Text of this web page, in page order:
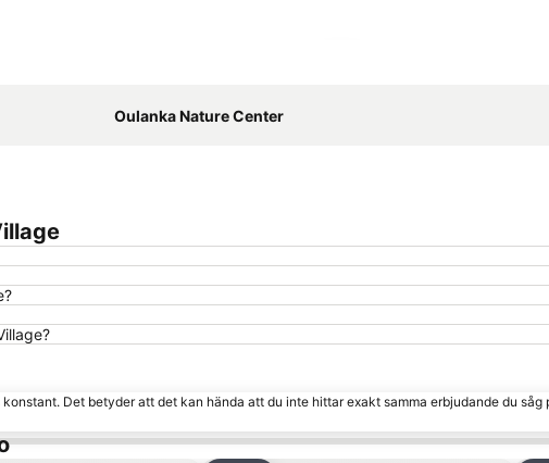
Oulanka Nature Center
Det betyder att det kan hända att du inte hittar exakt samma erbjudande du såg